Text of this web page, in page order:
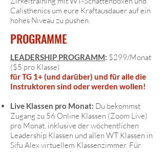
Calisthenics um eure Kraftausdauer auf ein
hohes Niveau zu pushen.
PROGRAMME
LEADERSHIP PROGRAMM: $299/Monat
($5 pro Klasse)
für TG 1+ (und darüber) und für alle die
Instruktoren sind oder werden wollen!
Live Klassen pro Monat: Du bekommst
Zugang zu 56 Online Klassen (Zoom Live)
pro Monat, inklusive der wöchentlichen
Leadership Klassen und allen WT Klassen in
Sifu Alex virtuellem Klassenzimmer. Für